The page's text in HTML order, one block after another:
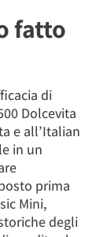
fatto
di
Dolcevita
e all’Italian
in un
prima
Mini,
degli